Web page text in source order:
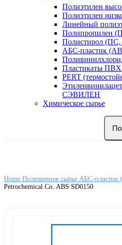
Полиэтилен
Полиэтилен
Линейный
Полипропилен
Полистирол (ПС,
АБС-пластик
Пластикаты ПВХ
PERT
СЭВИЛЕН
Химическое сырье
Home Полимерное сырье АБС-пластик
Petrochemical Co. ABS SD0150